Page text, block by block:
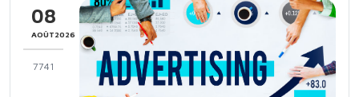
08
AOÛT2026
7741